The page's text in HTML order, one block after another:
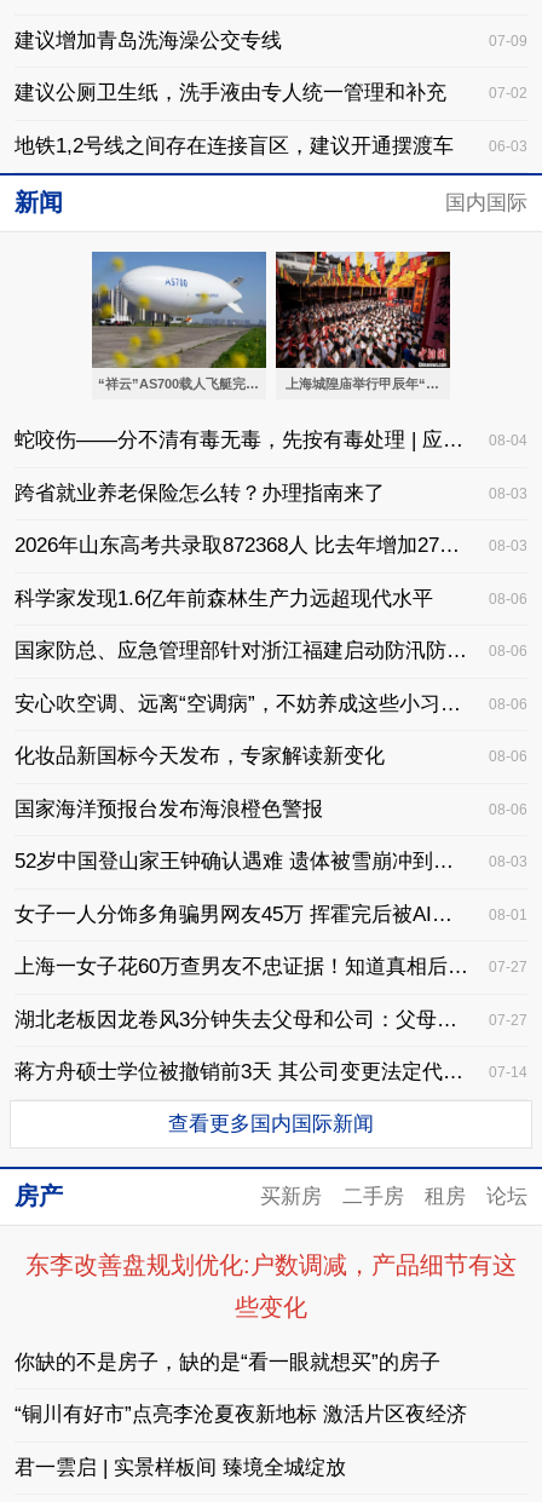
建议增加青岛洗海澡公交专线 07-09
建议公厕卫生纸，洗手液由专人统一管理和补充 07-02
地铁1,2号线之间存在连接盲区，建议开通摆渡车 06-03
新闻 国内国际
“祥云”AS700载人飞艇完成首次转场飞行上海城隍庙举行甲辰年“祭城隍”大典
蛇咬伤——分不清有毒无毒，先按有毒处理 | 应急医课堂 08-04
跨省就业养老保险怎么转？办理指南来了 08-03
2026年山东高考共录取872368人 比去年增加27561人 08-03
科学家发现1.6亿年前森林生产力远超现代水平 08-06
国家防总、应急管理部针对浙江福建启动防汛防台风四级应急响应 08-06
安心吹空调、远离“空调病”，不妨养成这些小习惯 | 健康习惯研究所 08-06
化妆品新国标今天发布，专家解读新变化 08-06
国家海洋预报台发布海浪橙色警报 08-06
52岁中国登山家王钟确认遇难 遗体被雪崩冲到千米之下 08-03
女子一人分饰多角骗男网友45万 挥霍完后被AI劝服自首 08-01
上海一女子花60万查男友不忠证据！知道真相后悔了…警方公布细节 07-27
湖北老板因龙卷风3分钟失去父母和公司：父母被强风卷走 07-27
蒋方舟硕士学位被撤销前3天 其公司变更法定代表人 07-14
查看更多国内国际新闻
房产 买新房 二手房 租房 论坛
东李改善盘规划优化:户数调减，产品细节有这
些变化
你缺的不是房子，缺的是“看一眼就想买”的房子
“铜川有好市”点亮李沧夏夜新地标 激活片区夜经济
君一雲启 | 实景样板间 臻境全城绽放